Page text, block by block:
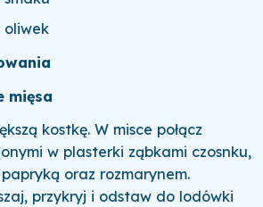
oliwek
mięsa
kostkę. W misce połącz
w plasterki ząbkami czosnku,
oraz rozmarynem.
przykryj i odstaw do lodówki